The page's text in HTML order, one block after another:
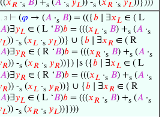
𝑥𝑅 ·s 𝐵) +s (𝐴 ·s 𝑦𝐿)) -s (𝑥𝑅 ·s 𝑦𝐿))})))
. . 3 ⊢ (𝜑 → (𝐴 ·s 𝐵) = (({𝑏 ∣ ∃𝑥𝐿 ∈ ( L
𝐴)∃𝑦𝐿 ∈ ( L ‘𝐵)𝑏 = (((𝑥𝐿 ·s 𝐵) +s (𝐴 ·s
𝐿)) -s (𝑥𝐿 ·s 𝑦𝐿))} ∪ {𝑏 ∣ ∃𝑥𝑅 ∈ ( R
𝐴)∃𝑦𝑅 ∈ ( R ‘𝐵)𝑏 = (((𝑥𝑅 ·s 𝐵) +s (𝐴 ·s
𝑅)) -s (𝑥𝑅 ·s 𝑦𝑅))}) |s ({𝑏 ∣ ∃𝑥𝐿 ∈ ( L
𝐴)∃𝑦𝑅 ∈ ( R ‘𝐵)𝑏 = (((𝑥𝐿 ·s 𝐵) +s (𝐴 ·s
𝑅)) -s (𝑥𝐿 ·s 𝑦𝑅))} ∪ {𝑏 ∣ ∃𝑥𝑅 ∈ ( R
𝐴)∃𝑦𝐿 ∈ ( L ‘𝐵)𝑏 = (((𝑥𝑅 ·s 𝐵) +s (𝐴 ·s
𝐿)) -s (𝑥𝑅 ·s 𝑦𝐿))})))